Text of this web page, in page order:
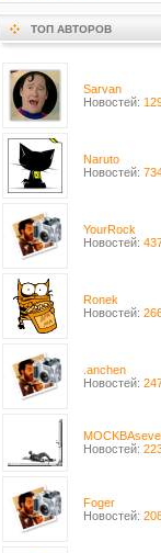
ТОП АВТОРОВ
Sarvan
Новостей:
Naruto
Новостей:
YourRock
Новостей:
Ronek
Новостей:
.anchen
Новостей:
Новостей:
Foger
Новостей: